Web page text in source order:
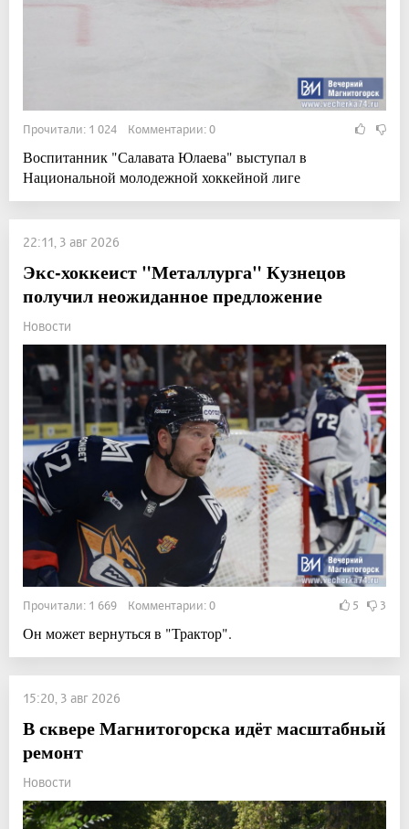
Прочитали: 1 024 Комментарии: 0
Воспитанник "Салавата Юлаева" выступал в
Национальной молодежной хоккейной лиге
22:11, 3 авг 2026
Экс-хоккеист "Металлурга" Кузнецов
получил неожиданное предложение
Новости
Прочитали: 1 669 Комментарии: 0 5 3
Он может вернуться в "Трактор".
15:20, 3 авг 2026
В сквере Магнитогорска идёт масштабный
ремонт
Новости